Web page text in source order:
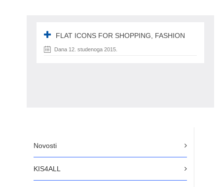
Novosti
KIS4ALL
FLAT ICONS FOR SHOPPING, FASHION
Dana 12. studenoga 2015.